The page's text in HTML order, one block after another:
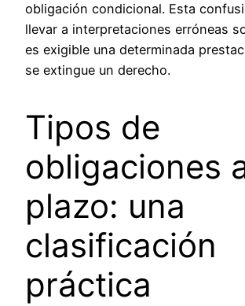
obligación condicional. Esta
llevar a interpretaciones erróneas
es exigible una determinada
se extingue un derecho.
Tipos de
obligaciones
plazo: una
clasificación
práctica